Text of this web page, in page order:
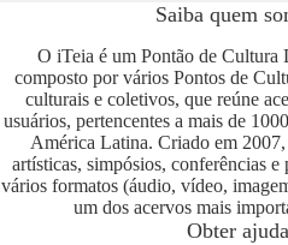
Saiba quem
O iTeia é um Pontão de
composto por vários Pontos de
culturais e coletivos, que reúne
usuários, pertencentes a mais de
América Latina. Criado em 2007,
artísticas, simpósios, conferências
vários formatos (áudio, vídeo,
um dos acervos mais
Obter ajuda